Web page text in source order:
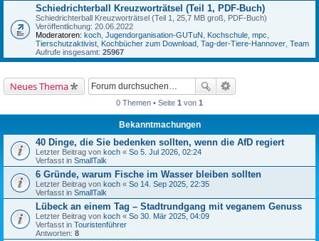
Schiedrichterball Kreuzworträtsel (Teil 1, PDF-Buch)
Schiedrichterball Kreuzworträtsel (Teil 1, 25,7 MB groß, PDF-Buch)
Veröffentlichung: 20.06.2022
Moderatoren: koch, Jugendorganisation-GUTuN, Kochschule, mpc,
Tierschutzaktivist, Kochbücher zum Download, Tag-der-Tiere-Hannover, Team
Aufrufe insgesamt: 25967
Neues Thema
0 Themen • Seite 1 von 1
Bekanntmachungen
40 Dinge, die Sie bedenken sollten, wenn die AfD regiert
Letzter Beitrag von koch « So 5. Jul 2026, 02:24
Verfasst in SmallTalk
6 Gründe, warum Fische im Wasser bleiben sollten
Letzter Beitrag von koch « So 14. Sep 2025, 22:35
Verfasst in SmallTalk
Lübeck an einem Tag – Stadtrundgang mit veganem Genuss
Letzter Beitrag von koch « So 30. Mär 2025, 04:09
Verfasst in Touristenführer
Antworten: 8